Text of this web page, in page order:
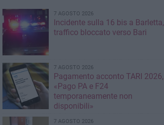
7 AGOSTO 2026
Incidente sulla 16 bis a Barletta,
traffico bloccato verso Bari
7 AGOSTO 2026
Pagamento acconto TARI 2026,
«Pago PA e F24
temporaneamente non
disponibili»
7 AGOSTO 2026